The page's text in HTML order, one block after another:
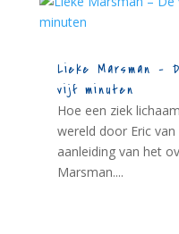
Lieke Marsman –
vijf minuten
Hoe een ziek
wereld door Eric
aanleiding van het
Marsman....